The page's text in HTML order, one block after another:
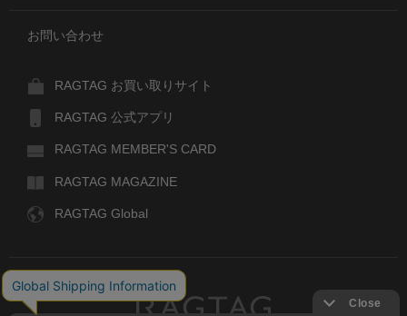
お問い合わせ
RAGTAG お買い取りサイト
RAGTAG 公式アプリ
RAGTAG MEMBER'S CARD
RAGTAG MAGAZINE
RAGTAG Global